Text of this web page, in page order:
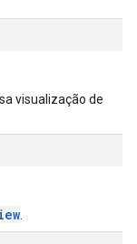
visualização de